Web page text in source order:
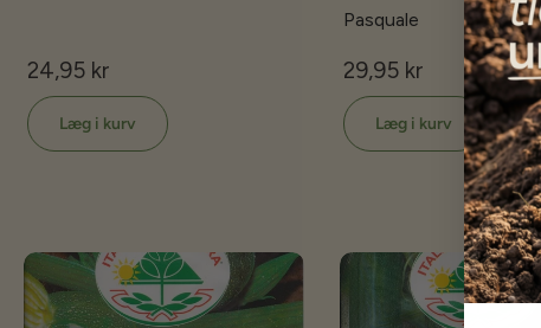
24,95 kr
Læg i kurv
Pasquale
29,95 kr
Læg i kurv